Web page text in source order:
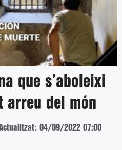
que s’aboleixi
arreu del món
04/09/2022 07:00